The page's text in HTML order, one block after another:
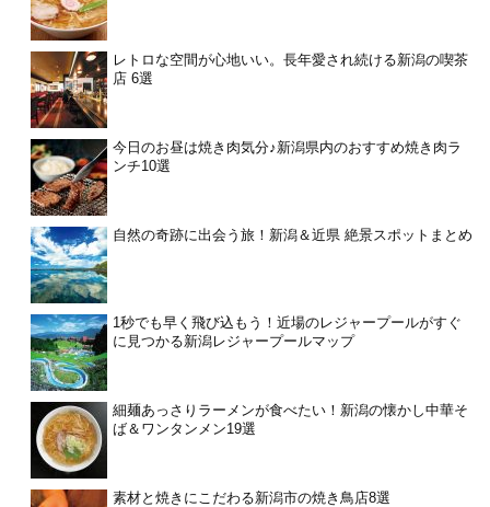
レトロな空間が心地いい。長年愛され続ける新潟の喫茶
店 6選
今日のお昼は焼き肉気分♪新潟県内のおすすめ焼き肉ラ
ンチ10選
自然の奇跡に出会う旅！新潟＆近県 絶景スポットまとめ
1秒でも早く飛び込もう！近場のレジャープールがすぐ
に見つかる新潟レジャープールマップ
細麺あっさりラーメンが食べたい！新潟の懐かし中華そ
ば＆ワンタンメン19選
素材と焼きにこだわる新潟市の焼き鳥店8選